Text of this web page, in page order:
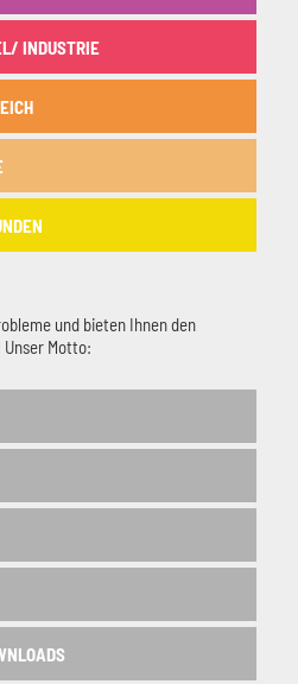
INDUSTRIE
und bieten Ihnen den
Motto: